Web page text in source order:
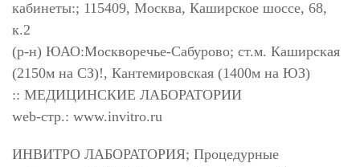
кабинеты:; 115409, Москва, Каширское шоссе, 68,
к.2
(р-н) ЮАО:Москворечье-Сабурово; ст.м. Каширская
(2150м на СЗ)!, Кантемировская (1400м на ЮЗ)
:: МЕДИЦИНСКИЕ ЛАБОРАТОРИИ
web-стр.: www.invitro.ru
ИНВИТРО ЛАБОРАТОРИЯ; Процедурные